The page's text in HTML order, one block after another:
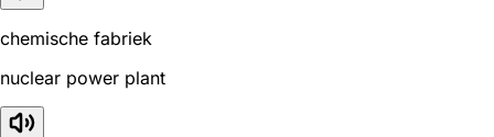
chemische fabriek
nuclear power plant